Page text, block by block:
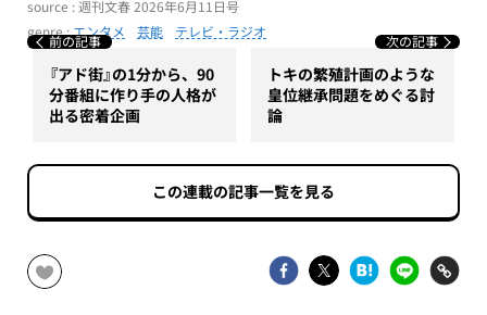
source : 週刊文春 2026年6月11日号
genre :エンタメ 芸能 テレビ・ラジオ
前の記事
『アド街』の1分から、90
分番組に作り手の人格が
出る密着企画
次の記事
トキの繁殖計画のような
皇位継承問題をめぐる討
論
この連載の記事一覧を見る